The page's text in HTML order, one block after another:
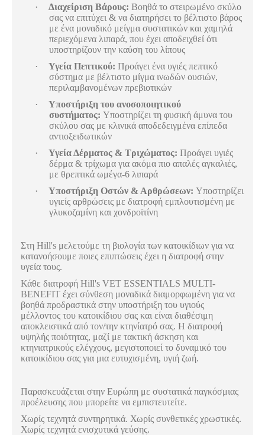
· Διαχείριση Βάρους: Βοηθά το στειρωμένο σκύλο
σας να επιτύχει & να διατηρήσει το βέλτιστο βάρος
με ένα μοναδικό μείγμα συστατικών και χαμηλά
περιεχόμενα λιπαρά, που έχει αποδειχθεί ότι
υποστηρίζουν την καύση του λίπους
·
Υγεία Πεπτικού: Προάγει ένα υγιές πεπτικό
σύστημα με βέλτιστο μίγμα ινωδών ουσιών,
περιλαμβανομένων πρεβιοτικών
·
Υποστήριξη του ανοσοποιητικού
συστήματος: Υποστηρίζει τη φυσική άμυνα του
σκύλου σας με κλινικά αποδεδειγμένα επίπεδα
αντιοξειδωτικών
·
Υγεία Δέρματος & Τριχώματος: Προάγει υγιές
δέρμα & τρίχωμα για ακόμα πιο απαλές αγκαλιές,
με θρεπτικά ωμέγα-6 λιπαρά
·
Υποστήριξη Οστών & Αρθρώσεων: Υποστηρίζει
υγιείς αρθρώσεις με διατροφή εμπλουτισμένη με
γλυκοζαμίνη και χονδροϊτίνη
Στη Hill's μελετούμε τη βιολογία των κατοικίδιων για να
κατανοήσουμε ποιες επιπτώσεις έχει η διατροφή στην
υγεία τους.
Κάθε διατροφή Hill's VET ESSENTIALS MULTI-
BENEFIT έχει σύνθεση μοναδικά διαμορφωμένη για να
βοηθά προδραστικά στην υποστήριξη του υγιούς
μέλλοντος του κατοικίδιου σας και είναι διαθέσιμη
αποκλειστικά από τον/την κτηνίατρό σας. Η διατροφή
υψηλής ποιότητας, μαζί με τακτική άσκηση και
κτηνιατρικούς ελέγχους, μεγιστοποιεί το δυναμικό του
κατοικίδιου σας για μια ευτυχισμένη, υγιή ζωή.
Παρασκευάζεται στην Ευρώπη με συστατικά παγκόσμιας
προέλευσης που μπορείτε να εμπιστευτείτε.
Χωρίς τεχνητά συντηρητικά. Χωρίς συνθετικές χρωστικές.
Χωρίς τεχνητά ενισχυτικά γεύσης.